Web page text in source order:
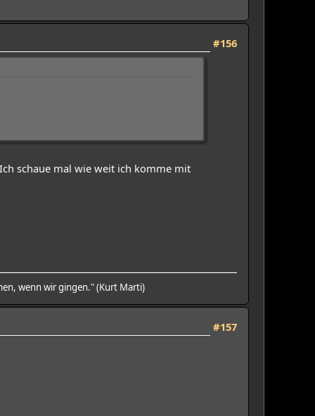
#156
schaue mal wie weit ich komme mit
wenn wir gingen." (Kurt Marti)
#157